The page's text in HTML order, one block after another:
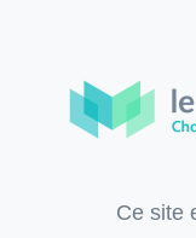
Ce site